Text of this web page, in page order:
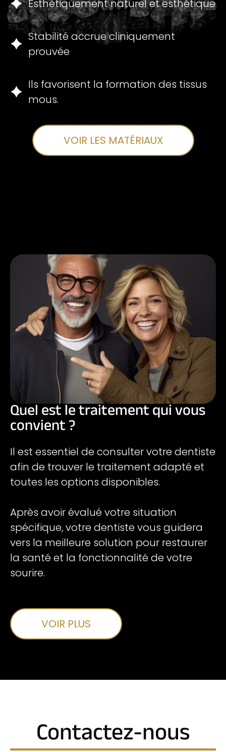
Esthétiquement naturel et esthétique
Stabilité accrue cliniquement
prouvée
Ils favorisent la formation des tissus
mous.
VOIR LES MATÉRIAUX
Quel est le traitement qui vous
convient ?
Il est essentiel de consulter votre dentiste
afin de trouver le traitement adapté et
toutes les options disponibles.
Après avoir évalué votre situation
spécifique, votre dentiste vous guidera
vers la meilleure solution pour restaurer
la santé et la fonctionnalité de votre
sourire.
VOIR PLUS
Contactez-nous